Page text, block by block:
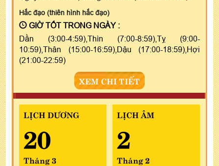
Hắc đạo (thiên hình hắc đạo)
GIỜ TỐT TRONG NGÀY :
Dần (3:00-4:59),Thìn (7:00-8:59),Tỵ (9:00-
10:59),Thân (15:00-16:59),Dậu (17:00-18:59),Hợi
(21:00-22:59)
XEM CHI TIẾT
LỊCH DƯƠNG
20
Tháng 3
LỊCH ÂM
2
Tháng 2